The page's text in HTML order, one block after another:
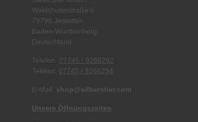
Waldshuterstraße 6
79798 Jestetten
Baden-Württemberg
Deutschland
Telefon: 07745 / 9266292
Telefax: 07745 / 9266294
E-Mail: shop@silberstier.com
Unsere Öffnungszeiten